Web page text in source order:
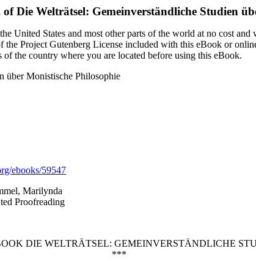
ofDie Welträtsel: Gemeinverständliche Studien
United States and most other parts of the world at no cost
the Project Gutenberg License included with this eBook or
the country where you are located before using this eBook.
über Monistische Philosophie
ebooks/59547
Marilynda
Proofreading
DIE WELTRÄTSEL: GEMEINVERSTÄNDLICHE
***